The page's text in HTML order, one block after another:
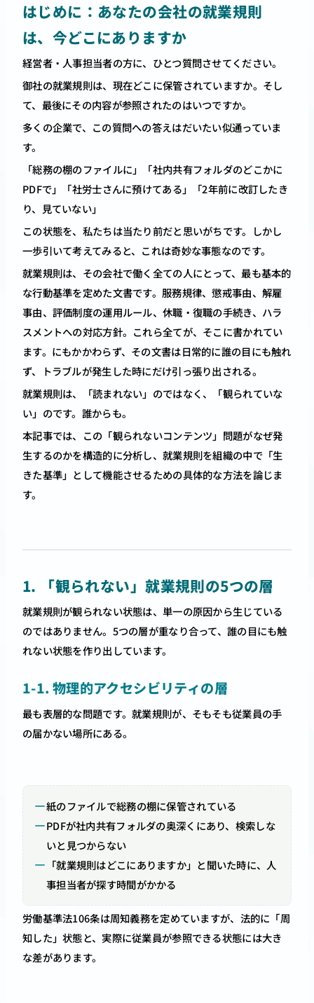
はじめに：あなたの会社の就業規則
は、今どこにありますか
経営者・人事担当者の方に、ひとつ質問させてください。
御社の就業規則は、現在どこに保管されていますか。そし
て、最後にその内容が参照されたのはいつですか。
多くの企業で、この質問への答えはだいたい似通っていま
す。
「総務の棚のファイルに」「社内共有フォルダのどこかに
PDFで」「社労士さんに預けてある」「2年前に改訂したき
り、見ていない」
この状態を、私たちは当たり前だと思いがちです。しかし
一歩引いて考えてみると、これは奇妙な事態なのです。
就業規則は、その会社で働く全ての人にとって、最も基本的
な行動基準を定めた文書です。服務規律、懲戒事由、解雇
事由、評価制度の運用ルール、休職・復職の手続き、ハラ
スメントへの対応方針。これら全てが、そこに書かれてい
ます。にもかかわらず、その文書は日常的に誰の目にも触れ
ず、トラブルが発生した時にだけ引っ張り出される。
就業規則は、「読まれない」のではなく、「観られていな
い」のです。誰からも。
本記事では、この「観られないコンテンツ」問題がなぜ発
生するのかを構造的に分析し、就業規則を組織の中で「生
きた基準」として機能させるための具体的な方法を論じま
す。
1. 「観られない」就業規則の5つの層
就業規則が観られない状態は、単一の原因から生じている
のではありません。5つの層が重なり合って、誰の目にも触
れない状態を作り出しています。
1-1. 物理的アクセシビリティの層
最も表層的な問題です。就業規則が、そもそも従業員の手
の届かない場所にある。
紙のファイルで総務の棚に保管されている
PDFが社内共有フォルダの奥深くにあり、検索しな
いと見つからない
「就業規則はどこにありますか」と聞いた時に、人
事担当者が探す時間がかかる
労働基準法106条は周知義務を定めていますが、法的に「周
知した」状態と、実際に従業員が参照できる状態には大き
な差があります。